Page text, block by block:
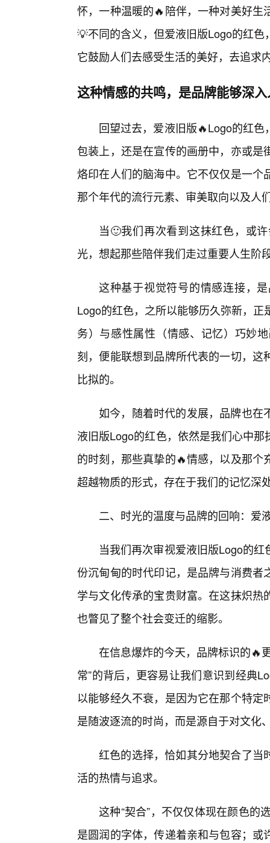
怀，一种温暖的🔥陪伴，一种对美好
💡不同的含义，但爱液旧版Logo的红
它鼓励人们去感受生活的美好，去追求
这种情感的共鸣，是品牌能够深
回望过去，爱液旧版🔥Logo的红
包装上，还是在宣传的画册中，亦或
烙印在人们的脑海中。它不仅仅是一
那个年代的流行元素、审美取向以及人
当🙂我们再次看到这抹红色，或
光，想起那些陪伴我们走过重要人生阶
这种基于视觉符号的情感连接，
Logo的红色，之所以能够历久弥新，
务）与感性属性（情感、记忆）巧妙
刻，便能联想到品牌所代表的一切，
比拟的。
如今，随着时代的发展，品牌也在
液旧版Logo的红色，依然是我们心中
的时刻，那些真挚的🔥情感，以及那
超越物质的形式，存在于我们的记忆深
二、时光的温度与品牌的回响：爱
当我们再次审视爱液旧版Logo的
份沉甸甸的时代印记，是品牌与消费
学与文化传承的宝贵财富。在这抹炽
也瞥见了整个社会变迁的缩影。
在信息爆炸的今天，品牌标识的🔥
常”的背后，更容易让我们意识到经典
以能够经久不衰，是因为它在那个特
是随波逐流的时尚，而是源自于对文化
红色的选择，恰如其分地契合了当
活的热情与追求。
这种“契合”，不仅仅体现在颜色的
是圆润的字体，传递着亲和与包容；